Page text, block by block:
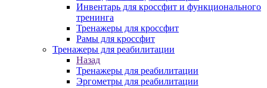
Инвентарь для кроссфит и функционального
тренинга
Тренажеры для кроссфит
Рамы для кроссфит
Тренажеры для реабилитации
Назад
Тренажеры для реабилитации
Эргометры для реабилитации